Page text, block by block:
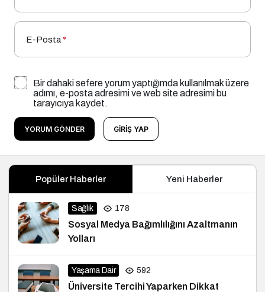
E-Posta*
Bir dahaki sefere yorum yaptığımda kullanılmak üzere
adımı, e-posta adresimi ve web site adresimi bu
tarayıcıya kaydet.
YORUM GÖNDER GIRIŞ YAP
Popüler Haberler Yeni Haberler
Sağlık 178
Sosyal Medya Bağımlılığını Azaltmanın
Yolları
Yaşama Dair 592
Üniversite Tercihi Yaparken Dikkat